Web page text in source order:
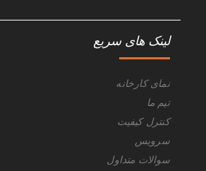
لینک های سریع
نمای کارخانه
تیم ما
کنترل کیفیت
سرویس
سوالات متداول